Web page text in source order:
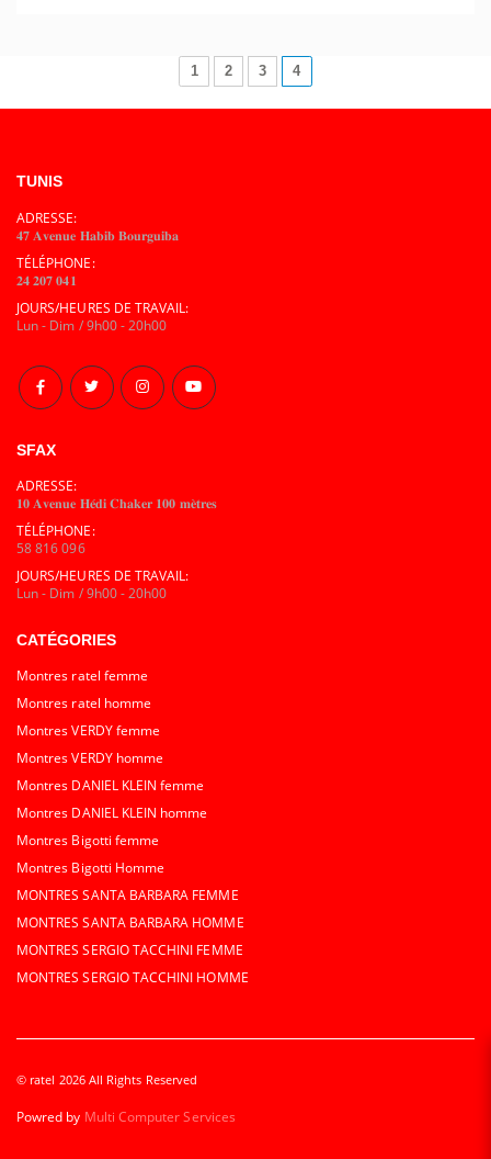
1 2 3 4
TUNIS
ADRESSE:
𝟒𝟕 𝐀𝐯𝐞𝐧𝐮𝐞 𝐇𝐚𝐛𝐢𝐛 𝐁𝐨𝐮𝐫𝐠𝐮𝐢𝐛𝐚
TÉLÉPHONE:
𝟐𝟒 𝟐𝟎𝟕 𝟎𝟒𝟏
JOURS/HEURES DE TRAVAIL:
Lun - Dim / 9h00 - 20h00
SFAX
ADRESSE:
𝟏𝟎 𝐀𝐯𝐞𝐧𝐮𝐞 𝐇𝐞́𝐝𝐢 𝐂𝐡𝐚𝐤𝐞𝐫 𝟏𝟎𝟎 𝐦𝐞̀𝐭𝐫𝐞𝐬
TÉLÉPHONE:
58 816 096
JOURS/HEURES DE TRAVAIL:
Lun - Dim / 9h00 - 20h00
CATÉGORIES
Montres ratel femme
Montres ratel homme
Montres VERDY femme
Montres VERDY homme
Montres DANIEL KLEIN femme
Montres DANIEL KLEIN homme
Montres Bigotti femme
Montres Bigotti Homme
MONTRES SANTA BARBARA FEMME
MONTRES SANTA BARBARA HOMME
MONTRES SERGIO TACCHINI FEMME
MONTRES SERGIO TACCHINI HOMME
© ratel 2026 All Rights Reserved
Powred by Multi Computer Services